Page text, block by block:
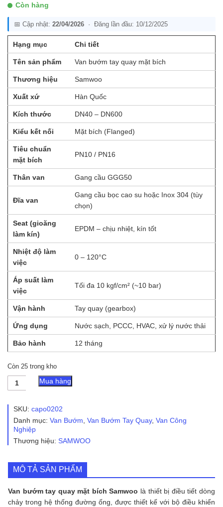
Còn hàng
📅 Cập nhật: 22/04/2026 · Đăng lần đầu: 10/12/2025
Hạng mục Chi tiết
Tên sản phẩm Van bướm tay quay mặt bích
Thương hiệu Samwoo
Xuất xứ Hàn Quốc
Kích thước DN40 – DN600
Kiểu kết nối Mặt bích (Flanged)
Tiêu chuẩn
mặt bích
PN10 / PN16
Thân van Gang cầu GGG50
Đĩa van
Gang cầu bọc cao su hoặc Inox 304 (tùy
chọn)
Seat (gioăng
làm kín)
EPDM – chịu nhiệt, kín tốt
Nhiệt độ làm
việc
0 – 120°C
Áp suất làm
việc
Tối đa 10 kgf/cm² (~10 bar)
Vận hành Tay quay (gearbox)
Ứng dụng Nước sạch, PCCC, HVAC, xử lý nước thải
Bảo hành 12 tháng
Còn 25 trong kho
Van
Bướm
Quay
Bích
Samwoo
số
Mua hàng
SKU: capo0202
Danh mục: Van Bướm, Van Bướm Tay Quay, Van Công
Nghiệp
Thương hiệu: SAMWOO
MÔ TẢ SẢN PHẨM
Van bướm tay quay mặt bích Samwoo là thiết bị điều tiết dòng
chảy trong hệ thống đường ống, được thiết kế với bộ điều khiển